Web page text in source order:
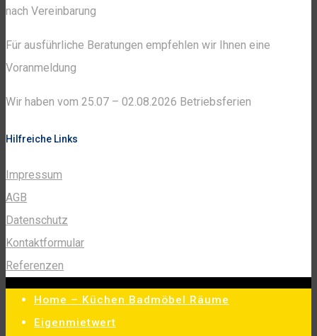
nach Vereinbarung
Für ausführliche Beratungen empfehlen wir Ihnen eine
Voranmeldung
Wir haben vom 25.07 – 02.08.2026 Betriebsferien
Hilfreiche Links
Impressum
AGB
Datenschutz
Kontaktformular
Referenzen
Home – Küchen Badmöbel Räume
Eigenmietwert